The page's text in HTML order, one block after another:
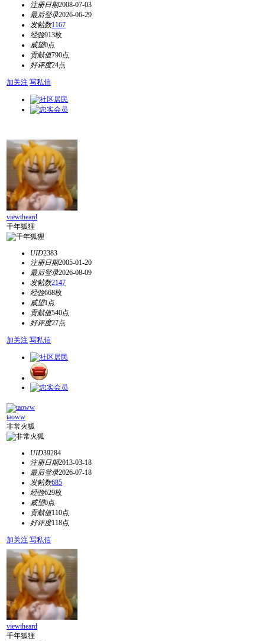
注册日期2008-07-03
最后登录2026-06-29
发帖数1167
经验913枚
威望0点
贡献值790点
好评度24点
加关注 写私信
viewtheard
千年狐狸
UID2383
注册日期2005-01-20
最后登录2026-08-09
发帖数2147
经验668枚
威望1点
贡献值540点
好评度27点
加关注 写私信
taoww
非常火狐
UID39284
注册日期2013-03-18
最后登录2026-07-18
发帖数685
经验629枚
威望0点
贡献值110点
好评度118点
加关注 写私信
viewtheard
千年狐狸